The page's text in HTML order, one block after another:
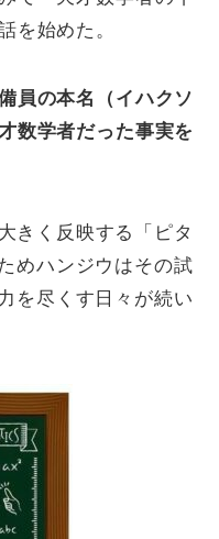
を始めた。
員の本名（イハクソ
数学者だった事実を
きく反映する「ピタ
めハンジウはその試
を尽くす日々が続い